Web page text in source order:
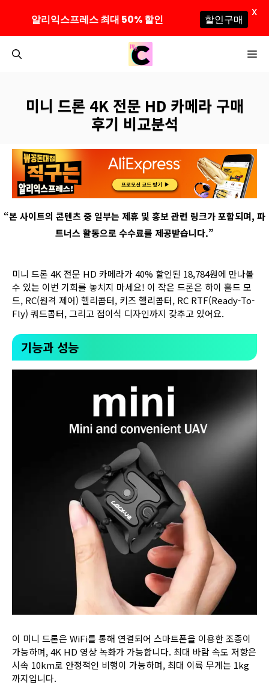
미니 드론 4K 전문 HD 카메라 구매
후기 비교분석
“본 사이트의 콘텐츠 중 일부는 제휴 및 홍보 관련 링크가 포함되며, 파
트너스 활동으로 수수료를 제공받습니다.”
미니 드론 4K 전문 HD 카메라가 40% 할인된 18,784원에 만나볼
수 있는 이번 기회를 놓치지 마세요! 이 작은 드론은 하이 홀드 모
드, RC(원격 제어) 헬리콥터, 키즈 헬리콥터, RC RTF(Ready-To-
Fly) 쿼드콥터, 그리고 접이식 디자인까지 갖추고 있어요.
기능과 성능
이 미니 드론은 WiFi를 통해 연결되어 스마트폰을 이용한 조종이
가능하며, 4K HD 영상 녹화가 가능합니다. 최대 바람 속도 저항은
시속 10km로 안정적인 비행이 가능하며, 최대 이륙 무게는 1kg
까지입니다.
알리익스프레스 최대 50% 할인 할인구매
X